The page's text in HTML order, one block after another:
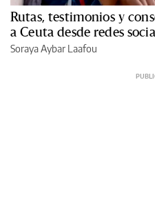
Rutas, testimonios y
a Ceuta desde redes
Soraya Aybar Laafou